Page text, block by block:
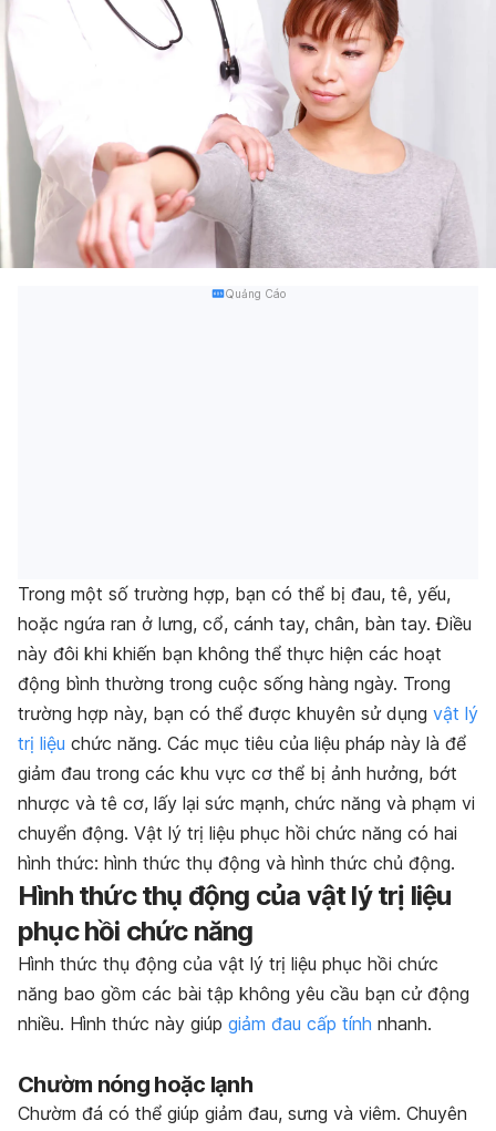
Quảng Cáo
Trong một số trường hợp, bạn có thể bị đau, tê, yếu,
hoặc ngứa ran ở lưng, cổ, cánh tay, chân, bàn tay. Điều
này đôi khi khiến bạn không thể thực hiện các hoạt
động bình thường trong cuộc sống hàng ngày. Trong
trường hợp này, bạn có thể được khuyên sử dụng vật lý
trị liệu chức năng. Các mục tiêu của liệu pháp này là để
giảm đau trong các khu vực cơ thể bị ảnh hưởng, bớt
nhược và tê cơ, lấy lại sức mạnh, chức năng và phạm vi
chuyển động. Vật lý trị liệu phục hồi chức năng có hai
hình thức: hình thức thụ động và hình thức chủ động.
Hình thức thụ động của vật lý trị liệu
phục hồi chức năng
Hình thức thụ động của vật lý trị liệu phục hồi chức
năng bao gồm các bài tập không yêu cầu bạn cử động
nhiều. Hình thức này giúp giảm đau cấp tính nhanh.
Chườm nóng hoặc lạnh
Chườm đá có thể giúp giảm đau, sưng và viêm. Chuyên